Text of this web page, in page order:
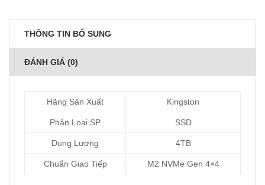
THÔNG TIN BỔ SUNG
ĐÁNH GIÁ (0)
Hãng Sản Xuất Kingston
Phân Loại SP SSD
Dung Lượng 4TB
Chuẩn Giao Tiếp M2 NVMe Gen 4×4